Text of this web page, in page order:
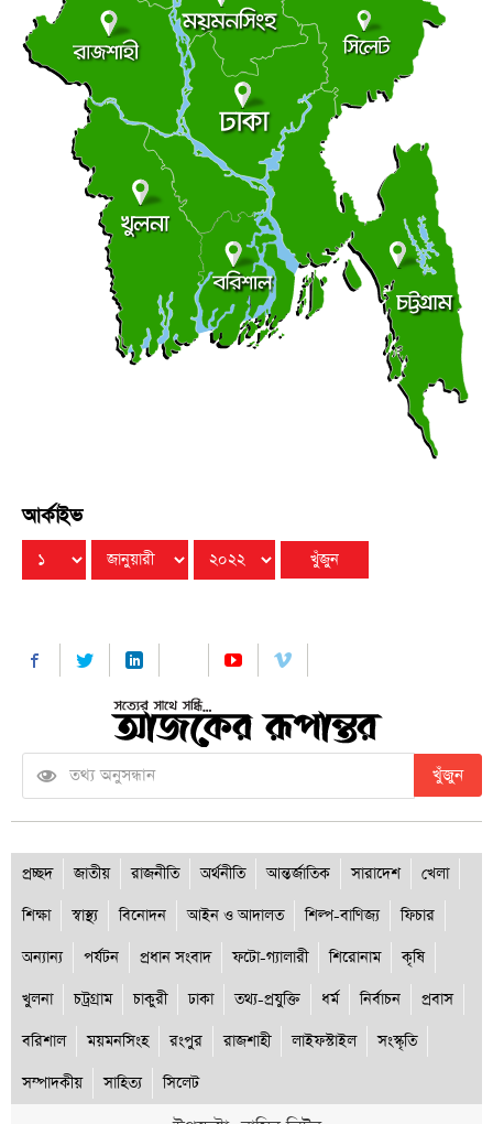
● ছাত্র রাজনীতিআধিপত্যের লড়াইয়ে ছাত্রদল-শিবির
বৃহস্পতিবার ● ৬ আগস্ট ২০২৬
সচিবালয়মুখী মিছিল, জামায়াত জোট পুলিশের মৃদু ধাক্কাধাক্কি
বৃহস্পতিবার ● ৬ আগস্ট ২০২৬
লালমোহনে ফেয়ার ডায়াগনস্টিক সেন্টারের উদ্বোধন
বৃহস্পতিবার ● ৬ আগস্ট ২০২৬
আর্কাইভ
খুঁজুন
প্রচ্ছদ জাতীয় রাজনীতি অর্থনীতি আন্তর্জাতিক সারাদেশ
খেলা
শিক্ষা
স্বাস্থ্য বিনোদন আইন ও আদালত শিল্প-বাণিজ্য
ফিচার
অন্যান্য
পর্যটন প্রধান সংবাদ ফটো-গ্যালারী শিরোনাম
কৃষি
খুলনা
চট্রগ্রাম চাকুরী ঢাকা তথ্য-প্রযুক্তি ধর্ম নির্বাচন
প্রবাস
বরিশাল
ময়মনসিংহ রংপুর রাজশাহী লাইফস্টাইল
সংস্কৃতি
সম্পাদকীয়
সাহিত্য সিলেট